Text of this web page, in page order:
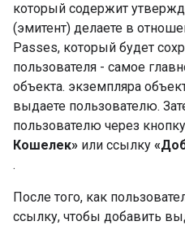
который содержит
(эмитент) делаете в
Passes, который будет
пользователя - самое
объекта. экземпляра
выдаете пользователю.
пользователю через кнопку
Кошелек» или ссылку
.
После того, как
ссылку, чтобы добавить